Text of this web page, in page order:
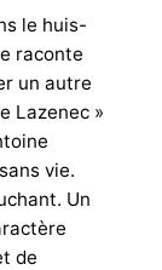
le huis-
raconte
un autre
Lazenec »
vie.
Un
de